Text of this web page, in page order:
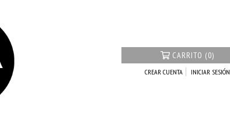
CARRITO (0)
CREAR CUENTA INICIAR SESIÓN